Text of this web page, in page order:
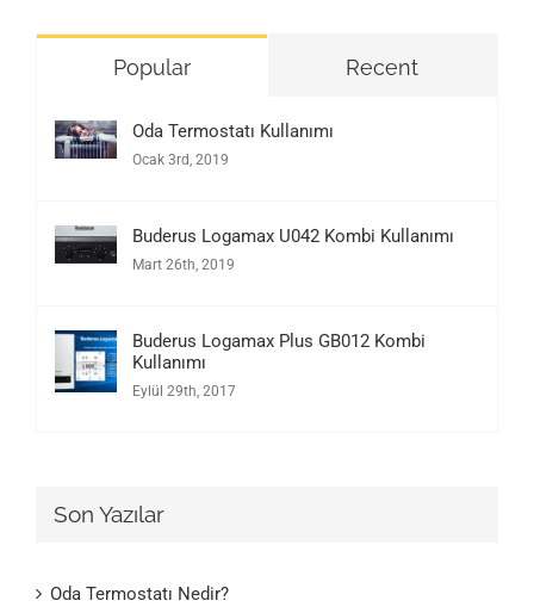
Popular Recent
Oda Termostatı Kullanımı
Ocak 3rd, 2019
Buderus Logamax U042 Kombi Kullanımı
Mart 26th, 2019
Buderus Logamax Plus GB012 Kombi
Kullanımı
Eylül 29th, 2017
Son Yazılar
Oda Termostatı Nedir?